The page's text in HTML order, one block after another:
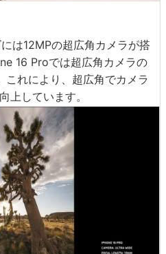
は12MPの超広角カメラが搭
16 Proでは超広角カメラの
れにより、超広角でカメラ
上しています。